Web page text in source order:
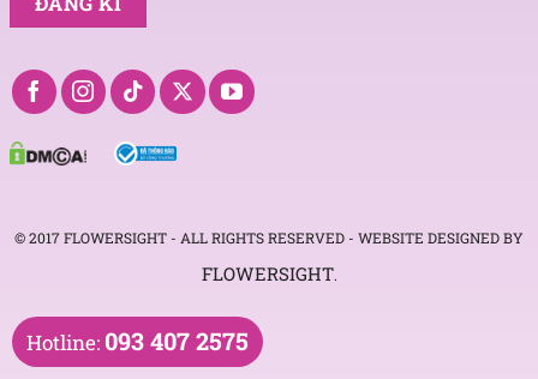
© 2017 FLOWERSIGHT - ALL RIGHTS RESERVED - WEBSITE DESIGNED BY
FLOWERSIGHT.
Hotline: 093 407 2575